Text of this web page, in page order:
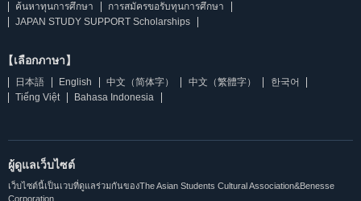
ค้นหาทุนการศึกษา
การสมัครขอรับทุนการศึกษา
JAPAN STUDY SUPPORT Scholarships
【เลือกภาษา】
日本語 English 中文（简体字） 中文（繁體字）
한국어
Tiếng Việt
Bahasa Indonesia
ผู้ดูแลเว็บไซต์
เว็บไซต์นี้เป็นเวบที่ดูแลร่วมกันของThe Asian Students Cultural Association&Benesse
Corporation